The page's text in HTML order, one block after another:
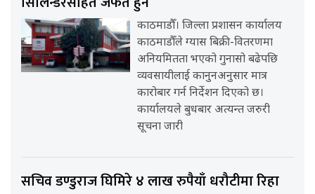
काठमाडौँ। जिल्ला प्रशासन कार्यालय
काठमाडौँले ग्यास बिक्री-वितरणमा
अनियमितता भएको गुनासो बढेपछि
व्यवसायीलाई कानुनअनुसार मात्र
कारोबार गर्न निर्देशन दिएको छ।
कार्यालयले बुधबार अत्यन्त जरुरी
सूचना जारी
सचिव डण्डुराज घिमिरे ४ लाख रुपैयाँ धरौटीमा रिहा